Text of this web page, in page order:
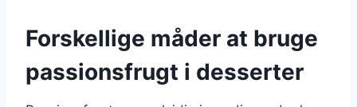
Forskellige måder at bruge
passionsfrugt i desserter